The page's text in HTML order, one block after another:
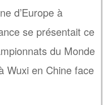
d’Europe à
se présentait ce
du Monde
Wuxi en Chine face